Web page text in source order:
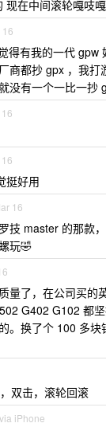
现在中间滚轮嘎吱
16
得有我的一代 gpw
商都抄 gpx ，我打
没有一个一比一抄
挺好用
16
技 master 的那款
玩🤣
量了，在公司买的
G402 G102 都
。换了个 100 多块
双击，滚轮回滚
iPhone